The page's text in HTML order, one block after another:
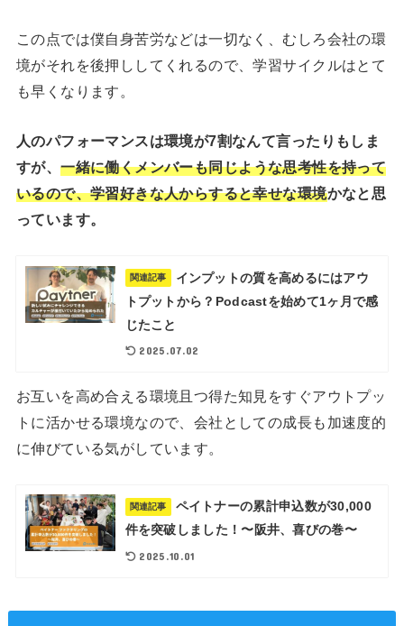
この点では僕自身苦労などは一切なく、むしろ会社の環
境がそれを後押ししてくれるので、学習サイクルはとて
も早くなります。
人のパフォーマンスは環境が7割なんて言ったりもしま
すが、一緒に働くメンバーも同じような思考性を持って
いるので、学習好きな人からすると幸せな環境かなと思
っています。
関連記事
インプットの質を高めるにはアウ
トプットから？Podcastを始めて1ヶ月で感
じたこと
2025.07.02
お互いを高め合える環境且つ得た知見をすぐアウトプッ
トに活かせる環境なので、会社としての成長も加速度的
に伸びている気がしています。
関連記事
ペイトナーの累計申込数が30,000
件を突破しました！〜阪井、喜びの巻〜
2025.10.01